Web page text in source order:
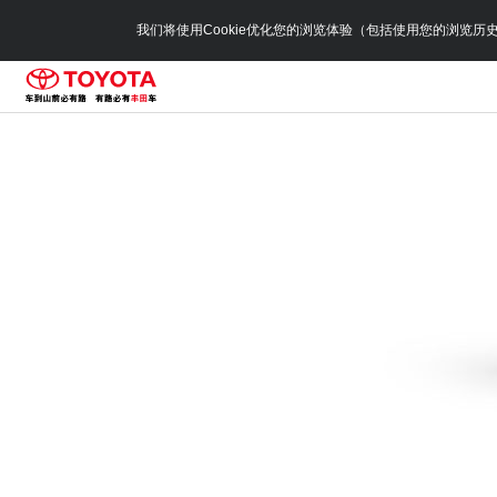
我们将使用Cookie优化您的浏览体验（包括使用您的浏览历